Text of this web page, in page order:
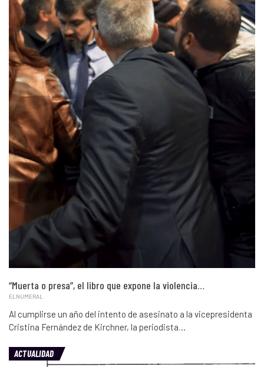
“Muerta o presa”, el libro que expone la violencia…
ELNUMERAL
Al cumplirse un año del intento de asesinato a la vicepresidenta
Cristina Fernández de Kirchner, la periodista…
ACTUALIDAD